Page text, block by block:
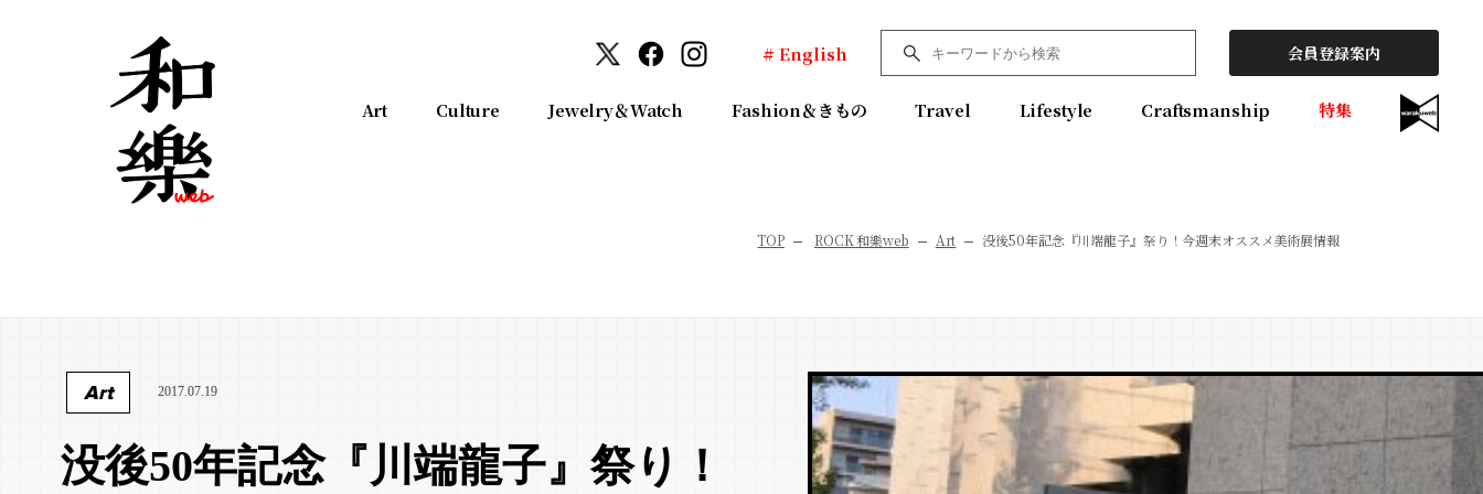
# English 会員登録案内
Art Culture Jewelry＆Watch Fashion＆きもの Travel Lifestyle Craftsmanship 特集
TOP ROCK 和樂web Art 没後50年記念『川端龍子』祭り！今週末オススメ美術展情報
Art 2017.07.19
没後50年記念『川端龍子』祭り！